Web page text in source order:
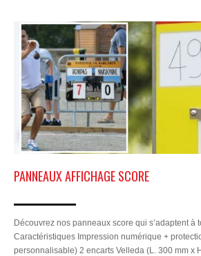
PANNEAUX AFFICHAGE SCORE
Découvrez nos panneaux score qui s’adaptent à
Caractéristiques Impression numérique +
personnalisable) 2 encarts Velleda (L. 300 mm x